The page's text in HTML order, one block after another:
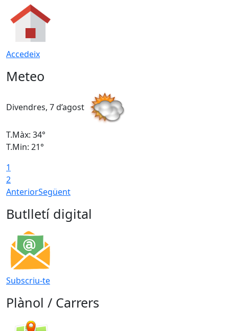
Accedeix
Meteo
Divendres, 7 d’agost
T.Màx: 34°
T.Min: 21°
1
2
AnteriorSegüent
Butlletí digital
Subscriu-te
Plànol / Carrers